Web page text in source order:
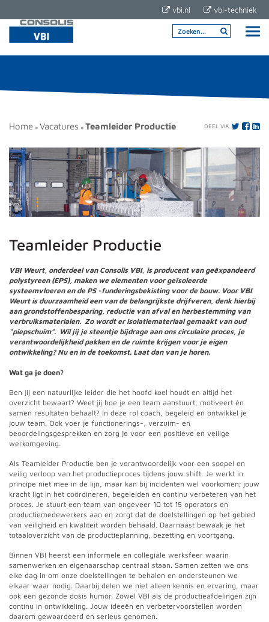
vbi.nl vbi-techniek
Home » Vacatures » Teamleider Productie DEEL VIA
Teamleider Productie
VBI Weurt, onderdeel van Consolis VBI, is producent van geëxpandeerd
polystyreen (EPS), maken we elementen voor geïsoleerde
systeemvloeren en de PS -funderingsbekisting voor de bouw. Voor VBI
Weurt is duurzaamheid een van de belangrijkste drijfveren, denk hierbij
aan grondstoffenbesparing, reductie van afval en herbestemming van
verbruiksmaterialen. Zo wordt er isolatiemateriaal gemaakt van oud
“piepschuim”. Wil jij je steentje bijdrage aan ons circulaire proces, je
verantwoordelijkheid pakken en de ruimte krijgen voor je eigen
ontwikkeling? Nu en in de toekomst. Laat dan van je horen.
Wat ga je doen?
Ben jij een natuurlijke leider die het hoofd koel houdt en altijd het
overzicht bewaart? Weet jij hoe je een team aanstuurt, motiveert én
samen resultaten behaalt? In deze rol coach, begeleid en ontwikkel je
jouw team. Ook voer je functionerings-, verzuim- en
beoordelingsgesprekken en zorg je voor een positieve en veilige
werkomgeving.
Als Teamleider Productie ben je verantwoordelijk voor een soepel en
veilig verloop van het productieproces tijdens jouw shift. Je werkt in
principe niet mee in de lijn, maar kan bij incidenten wel voorkomen; jouw
kracht ligt in het coördineren, begeleiden en continu verbeteren van het
proces. Je stuurt een team van ongeveer 10 tot 15 operators en
productiemedewerkers aan en zorgt dat de doelstellingen op het gebied
van veiligheid en kwaliteit worden behaald. Daarnaast bewaak je het
totaaloverzicht van de productieplanning, bezetting en voortgang.
Binnen VBI heerst een informele en collegiale werksfeer waarin
samenwerken en eigenaarschap centraal staan. Samen zetten we ons
elke dag in om onze doelstellingen te behalen en ondersteunen we
elkaar waar nodig. Daarbij delen we niet alleen kennis en ervaring, maar
ook een gezonde dosis humor. Zowel VBI als de productieafdelingen zijn
continu in ontwikkeling. Jouw ideeën en verbetervoorstellen worden
daarom gewaardeerd en serieus genomen.